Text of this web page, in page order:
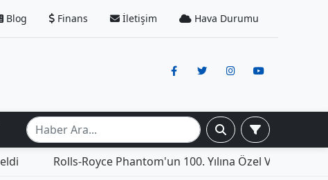
Blog Finans İletişim Hava Durumu
Rolls-Royce Phantom'un 100. Yılına Özel Versiyonu: